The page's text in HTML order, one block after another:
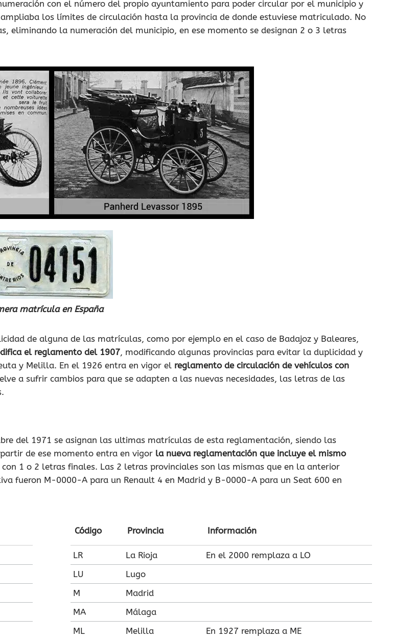
con el número del propio ayuntamiento para poder circular por el municipio y
los límites de circulación hasta la provincia de donde estuviese matriculado. No
eliminando la numeración del municipio, en ese momento se designan 2 o 3 letras
matrícula en España
de alguna de las matrículas, como por ejemplo en el caso de Badajoz y Baleares,
el reglamento del 1907, modificando algunas provincias para evitar la duplicidad y
y Melilla. En el 1926 entra en vigor el reglamento de circulación de vehículos con
a sufrir cambios para que se adapten a las nuevas necesidades, las letras de las
del 1971 se asignan las ultimas matrículas de esta reglamentación, siendo las
de ese momento entra en vigor la nueva reglamentación que incluye el mismo
con 1 o 2 letras finales. Las 2 letras provinciales son las mismas que en la anterior
fueron M-0000-A para un Renault 4 en Madrid y B-0000-A para un Seat 600 en
Código Provincia Información
LR La Rioja
En el 2000 remplaza a LO
LU
Lugo
M
Madrid
MA
Málaga
ML
Melilla En 1927 remplaza a ME